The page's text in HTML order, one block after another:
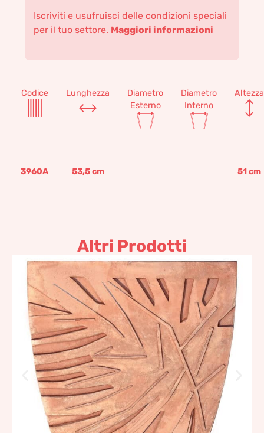
Iscriviti e usufruisci delle condizioni speciali
per il tuo settore. Maggiori informazioni
Codice Lunghezza
Diametro
Esterno
Diametro
Interno
Altezza
3960A 53,5cm 51cm
Altri Prodotti
Tropical canvas, panel C –
Pannello decorativo in
terracotta per pareti
274,39€